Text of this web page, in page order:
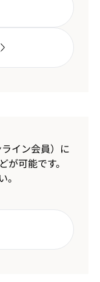
イン会員）に
が可能です。